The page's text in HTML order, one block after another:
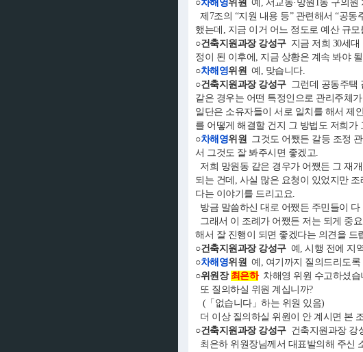
○차해영위원 예, 서교동·망원1동 구의원
제7조의 “지원 내용 등” 관련해서 “공
했는데, 지금 이거 어느 정도로 예산 규모
○건축지원과장 강성구지금 저희 30세대
정이 된 이후에, 지금 상황은 계속 봐야
○차해영위원 예, 맞습니다.
○건축지원과장 강성구그런데 공동주택
같은 경우는 어떤 특정인으로 관리주체
일단은 소유자들이 서로 일치를 해서 제
를 어떻게 해결할 건지 그 방법도 저희가
○차해영위원 그것도 어쨌든 갈등 조정
서 그것도 잘 봐주시면 좋겠고.
저희 망원동 같은 경우가 어쨌든 그 재
되는 건데, 사실 많은 요청이 있었지만
다는 이야기를 드리고요.
방금 말씀하신 대로 어쨌든 주민들이
그래서 이 조례가 어쨌든 저는 되게 중
해서 잘 진행이 되면 좋겠다는 의견을 드
○건축지원과장 강성구예, 시행 전에 지
○차해영위원 예, 여기까지 질의드리도록
○위원장 최은하차해영 위원 수고하셨습
또 질의하실 위원 계십니까?
(「없습니다」하는 위원 있음)
더 이상 질의하실 위원이 안 계시면 본
○건축지원과장 강성구건축지원과장 강
최은하 위원장님께서 대표발의해 주신